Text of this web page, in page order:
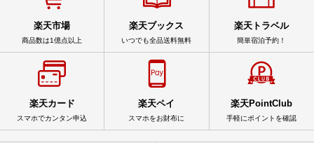
楽天市場
商品数は1億点以上
楽天ブックス
いつでも全品送料無料
楽天トラベル
簡単宿泊予約！
楽天カード
スマホでカンタン申込
楽天ペイ
スマホをお財布に
楽天PointClub
手軽にポイントを確認